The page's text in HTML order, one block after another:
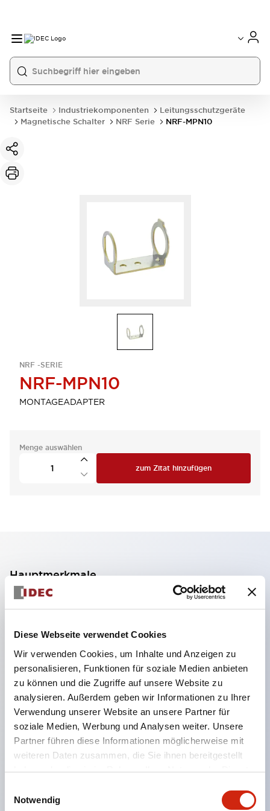
Diese Webseite verwendet Cookies
Wir verwenden Cookies, um Inhalte und Anzeigen zu
personalisieren, Funktionen für soziale Medien anbieten
zu können und die Zugriffe auf unsere Website zu
analysieren. Außerdem geben wir Informationen zu Ihrer
Verwendung unserer Website an unsere Partner für
soziale Medien, Werbung und Analysen weiter. Unsere
Partner führen diese Informationen möglicherweise mit
weiteren Daten zusammen, die Sie ihnen bereitgestellt
haben oder die sie im Rahmen Ihrer Nutzung der Dienste
Notwendig
Startseite Industriekomponenten
Leitungsschutzgeräte
Magnetische Schalter
NRF Serie NRF-MPN10
NRF -SERIE
NRF-MPN10
MONTAGEADAPTER
Menge auswählen
zum Zitat hinzufügen
Hauptmerkmale
Snap-On-Montageart.
Auslöseanzeige auf einen Blick erkennbar.
Reichhaltige Nennströme.
Mit Hilfskontakten zur einfachen Konfiguration von
Alarm- und Steuerkreisen ausgestattet.
Verdrahtung sowohl durch Löten als auch mit
Receptacle möglich.
(bei Verwendung eines speziellen Halters).